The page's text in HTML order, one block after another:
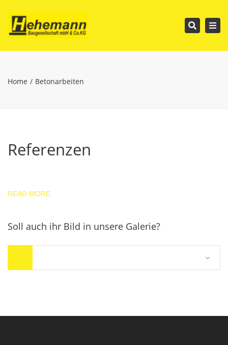
Search
Home Betonarbeiten
Referenzen
READ MORE
Soll auch ihr Bild in unsere Galerie?